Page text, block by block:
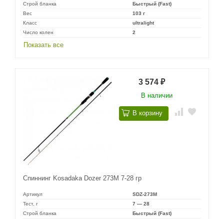
Строй бланка
Быстрый (Fast)
Вес
103 г
Класс
ultralight
Число колен
2
Показать все
Спиннинг Kosadaka Dozer 273M 7-28 гр
Артикул
SDZ-273M
Тест, г
7 — 28
Строй бланка
Быстрый (Fast)
3 574 ₽
В наличии
В корзину